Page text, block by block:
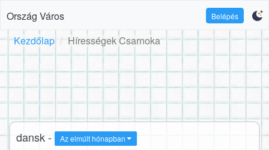
Ország Város Belépés
Kezdőlap Hírességek Csarnoka
dansk - Az elmúlt hónapban